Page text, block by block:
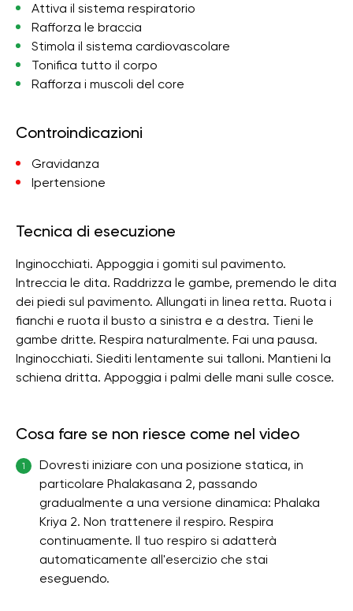
Attiva il sistema respiratorio
Rafforza le braccia
Stimola il sistema cardiovascolare
Tonifica tutto il corpo
Rafforza i muscoli del core
Controindicazioni
Gravidanza
Ipertensione
Tecnica di esecuzione
Inginocchiati. Appoggia i gomiti sul pavimento.
Intreccia le dita. Raddrizza le gambe, premendo le dita
dei piedi sul pavimento. Allungati in linea retta. Ruota i
fianchi e ruota il busto a sinistra e a destra. Tieni le
gambe dritte. Respira naturalmente. Fai una pausa.
Inginocchiati. Siediti lentamente sui talloni. Mantieni la
schiena dritta. Appoggia i palmi delle mani sulle cosce.
Cosa fare se non riesce come nel video
1
Dovresti iniziare con una posizione statica, in
particolare Phalakasana 2, passando
gradualmente a una versione dinamica: Phalaka
Kriya 2. Non trattenere il respiro. Respira
continuamente. Il tuo respiro si adatterà
automaticamente all'esercizio che stai
eseguendo.